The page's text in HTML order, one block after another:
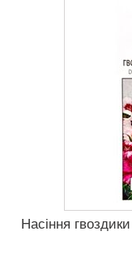
Насіння